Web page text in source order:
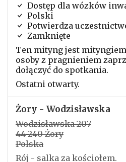
Dostęp dla wózków
Polski
Potwierdza
Zamknięte
Ten mityng jest
osoby z pragnieniem
dołączyć do spotkania.
Ostatni otwarty.
Żory - Wodzisławska
Wodzisławska 207
44-240 Żory
Polska
Rój - salka za kościołem.